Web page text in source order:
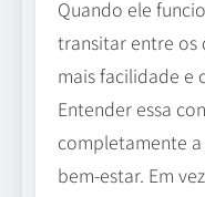
Quando ele
transitar entre os
mais facilidade e
Entender essa
completamente
bem-estar. Em